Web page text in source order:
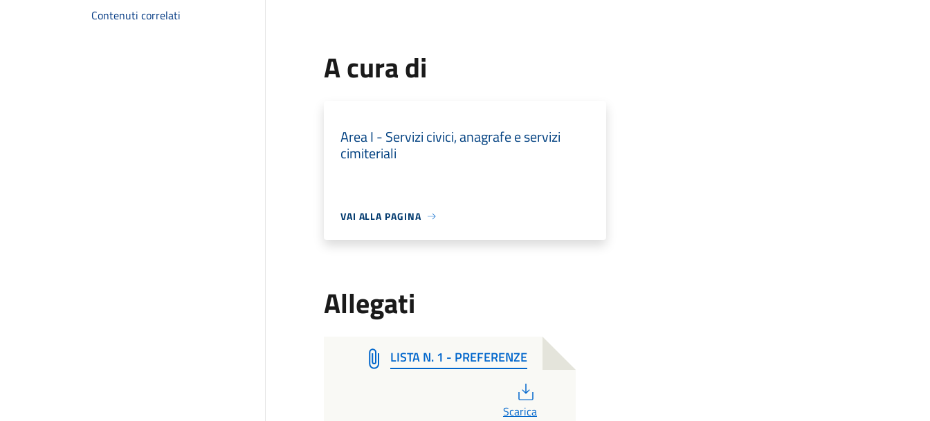
Contenuti correlati
A cura di
Area I - Servizi civici, anagrafe e servizi
cimiteriali
VAI ALLA PAGINA
Allegati
LISTA N. 1 - PREFERENZE
Scarica